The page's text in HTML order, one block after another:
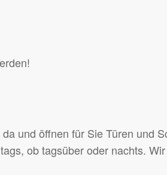
und öffnen für Sie Türen und
ob tagsüber oder nachts.